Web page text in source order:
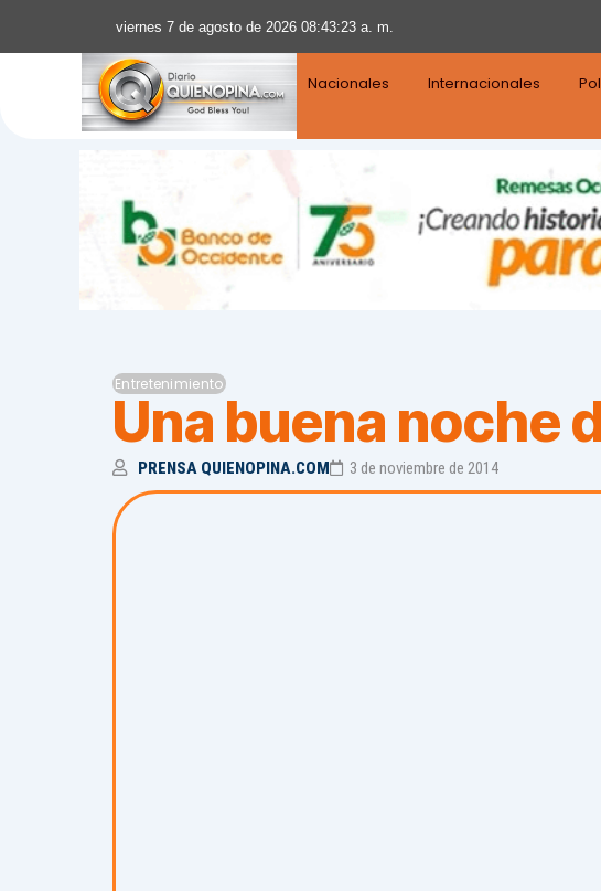
viernes 7 de agosto de 2026 08:43:24 a. m.
Nacionales Internacionales
Entretenimiento
Una buena noche
PRENSA QUIENOPINA.COM 3 de noviembre de 2014